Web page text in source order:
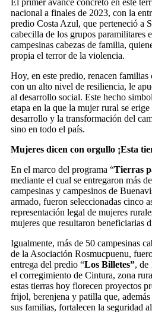
El primer avance concreto en este
nacional a finales de 2023, con la
predio Costa Azul, que perteneció a
cabecilla de los grupos paramilitares
campesinas cabezas de familia,
propia el terror de la violencia.
Hoy, en este predio, renacen
con un alto nivel de resiliencia, le
al desarrollo social. Este hecho
etapa en la que la mujer rural se
desarrollo y la transformación del
sino en todo el país.
Mujeres dicen con orgullo ¡Esta
En el marco del programa “Tierras
mediante el cual se entregaron más
campesinas y campesinos de
armado, fueron seleccionadas cinco
representación legal de mujeres
mujeres que resultaron beneficiarias
Igualmente, más de 50 campesinas
de la Asociación Rosmucpuenu,
entrega del predio “Los Billetes”, de
el corregimiento de Cintura, zona
estas tierras hoy florecen proyectos
frijol, berenjena y patilla que,
sus familias, fortalecen la seguridad